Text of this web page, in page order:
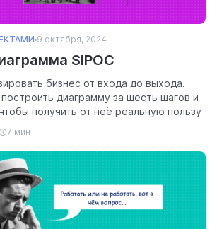
9 октября, 2024
SIPOC
бизнес от входа до выхода.
диаграмму за шесть шагов и
получить от неё реальную пользу
7 мин